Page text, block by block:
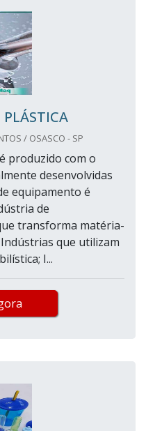
PLÁSTICA
/ OSASCO - SP
produzido com o
desenvolvidas
equipamento é
de
transforma matéria-
que utilizam
I...